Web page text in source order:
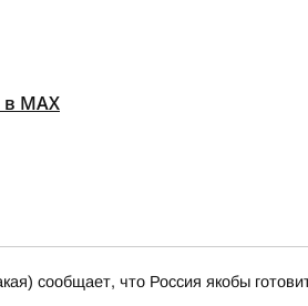
в МАХ
сообщает, что Россия якобы